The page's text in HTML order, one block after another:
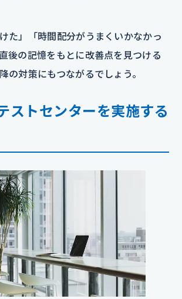
た」「時間配分がうまくいかなかっ
後の記憶をもとに改善点を見つける
の対策にもつながるでしょう。
ストセンターを実施する